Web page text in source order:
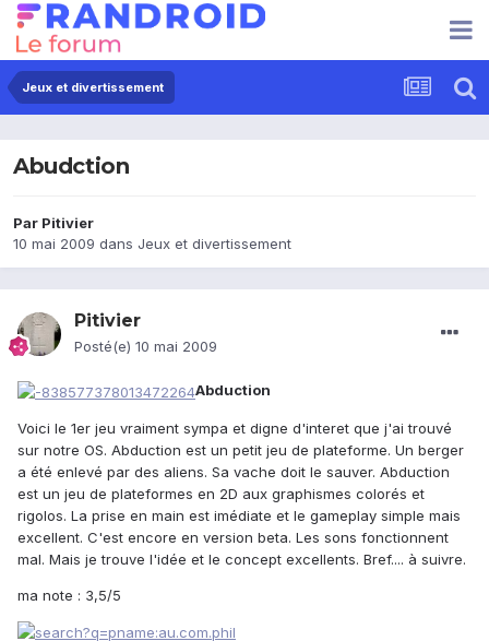
Jeux et divertissement
Abudction
Par Pitivier
10 mai 2009 dans Jeux et divertissement
Pitivier
Posté(e) 10 mai 2009
Abduction
Voici le 1er jeu vraiment sympa et digne d'interet que j'ai trouvé
sur notre OS. Abduction est un petit jeu de plateforme. Un berger
a été enlevé par des aliens. Sa vache doit le sauver. Abduction
est un jeu de plateformes en 2D aux graphismes colorés et
rigolos. La prise en main est imédiate et le gameplay simple mais
excellent. C'est encore en version beta. Les sons fonctionnent
mal. Mais je trouve l'idée et le concept excellents. Bref.... à suivre.
ma note : 3,5/5